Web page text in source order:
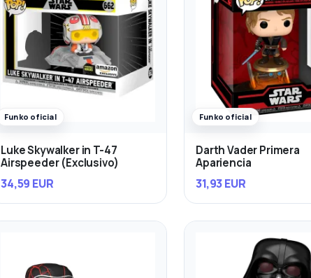
Funko oficial
Luke Skywalker in T-47
Airspeeder (Exclusivo)
34,59 EUR
Funko oficial
Darth Vader Primera
Apariencia
31,93 EUR